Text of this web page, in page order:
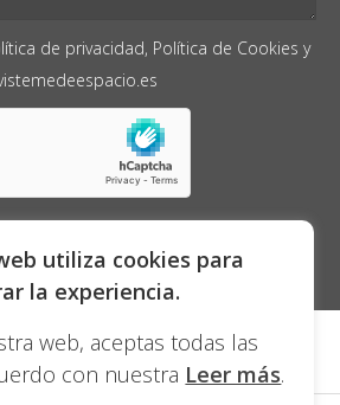
de privacidad, Política de Cookies y
utiliza cookies para
la experiencia.
web, aceptas todas las
con nuestra Leer más.